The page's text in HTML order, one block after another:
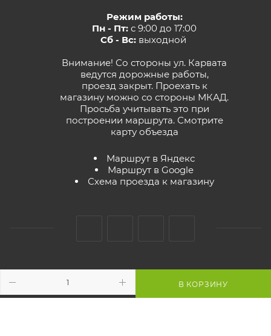
В КОРЗИНУ
Режим работы:
Пн - Пт: с 9:00 до 17:00
Сб - Вс:выходной
Внимание! Со стороны ул. Карвата
ведутся дорожные работы,
проезд закрыт. Проехать к
магазину можно со стороны МКАД.
Просьба учитывать это при
построении маршрута. Смотрите
карту объезда
Маршрут в Яндекс
Маршрут в Google
Схема проезда к магазину